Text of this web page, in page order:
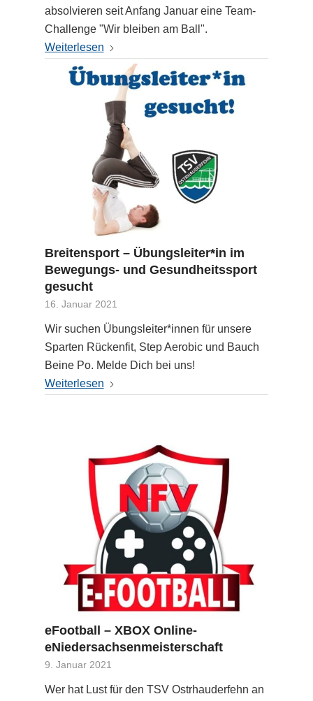
absolvieren seit Anfang Januar eine Team-
Challenge "Wir bleiben am Ball".
Weiterlesen
Breitensport – Übungsleiter*in im
Bewegungs- und Gesundheitssport
gesucht
16. Januar 2021
Wir suchen Übungsleiter*innen für unsere
Sparten Rückenfit, Step Aerobic und Bauch
Beine Po. Melde Dich bei uns!
Weiterlesen
eFootball – XBOX Online-
eNiedersachsenmeisterschaft
9. Januar 2021
Wer hat Lust für den TSV Ostrhauderfehn an